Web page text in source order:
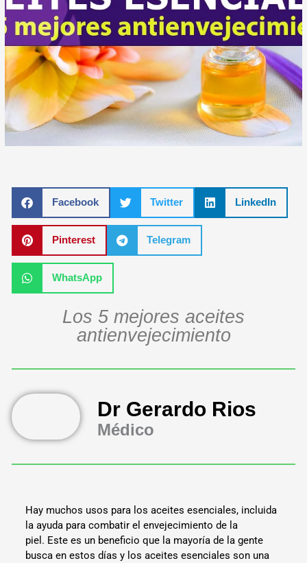
Facebook Twitter LinkedIn
Pinterest Telegram
WhatsApp
Los 5 mejores aceites
antienvejecimiento
Dr Gerardo Rios
Médico
Hay muchos usos para los aceites esenciales, incluida
la ayuda para combatir el envejecimiento de la
piel. Este es un beneficio que la mayoría de la gente
busca en estos días y los aceites esenciales son una